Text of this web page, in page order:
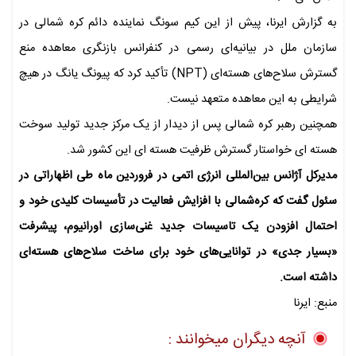
به گزارش ایرنا، پیش از این کیم سونگ نماینده دائم کره شمالی در
سازمان ملل در بیانیه‌ای رسمی در کنفرانس بازنگری معاهده منع
گسترش سلاح‌های هسته‌ای (NPT) تأکید کرد که پیونگ یانگ در هیچ
شرایطی به این معاهده متعهد نیست.
همچنین رهبر کره شمالی پس از دیدار از یک مرکز جدید تولید سوخت
هسته ای خواستار گسترش ظرفیت هسته ای این کشور شد.
مدیرکل آژانس بین‌المللی انرژی اتمی در فروردین ماه طی اظهاراتی در
سئول گفت که کره‌شمالی با افزایش فعالیت در تأسیسات کلیدی خود و
احتمال افزودن یک تاسیسات جدید غنی‌سازی اورانیوم، پیشرفت
«بسیار جدی» در توانایی‌های خود برای ساخت سلاح‌های هسته‌ای
داشته است.
منبع: ایرنا
آنچه دیگران میخوانند :